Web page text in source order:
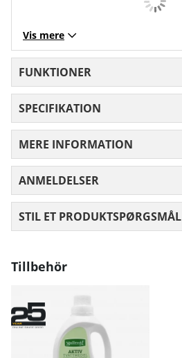
Vis mere
FUNKTIONER
SPECIFIKATION
MERE INFORMATION
ANMELDELSER
STIL ET PRODUKTSPØRGSMÅL
Tillbehör